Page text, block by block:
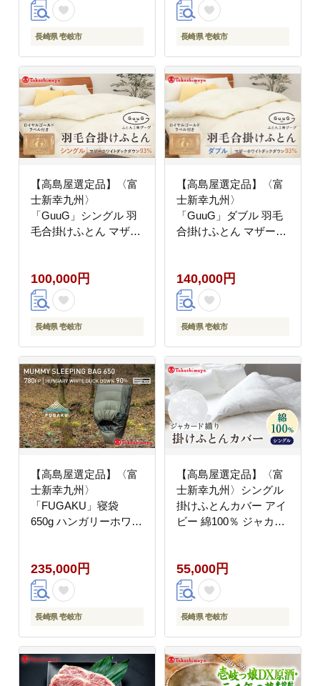
長崎県 壱岐市 長崎県 壱岐市
【高島屋選定品】〈富
士新幸九州〉
「GuuG」シングル 羽
毛合掛けふとん マザー
布団 羽毛布団 合掛け
[JFJ038] 10万 100000
100000円 10万円
100,000円
長崎県 壱岐市
【高島屋選定品】〈富
士新幸九州〉
「GuuG」ダブル 羽毛
合掛けふとん マザーホ
布団 羽毛布団 合掛け
[JFJ040] 14万 100000
100000円 10万円
140,000円
長崎県 壱岐市
【高島屋選定品】〈富
士新幸九州〉
「FUGAKU」寝袋
650g ハンガリーホワイ
ク）《壱岐市》 キャン
プ アウトドア 寝具 羽
毛 [JFJ044] 200000
200000円 20万円
235,000円
長崎県 壱岐市
【高島屋選定品】〈富
士新幸九州〉シングル
掛けふとんカバー アイ
ビー 綿100％ ジャカー
産 日本製 掛け布団
[JFJ067]
55,000円
長崎県 壱岐市